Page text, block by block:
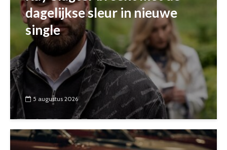
dagelijkse sleur in nieuwe
single
5 augustus 2026